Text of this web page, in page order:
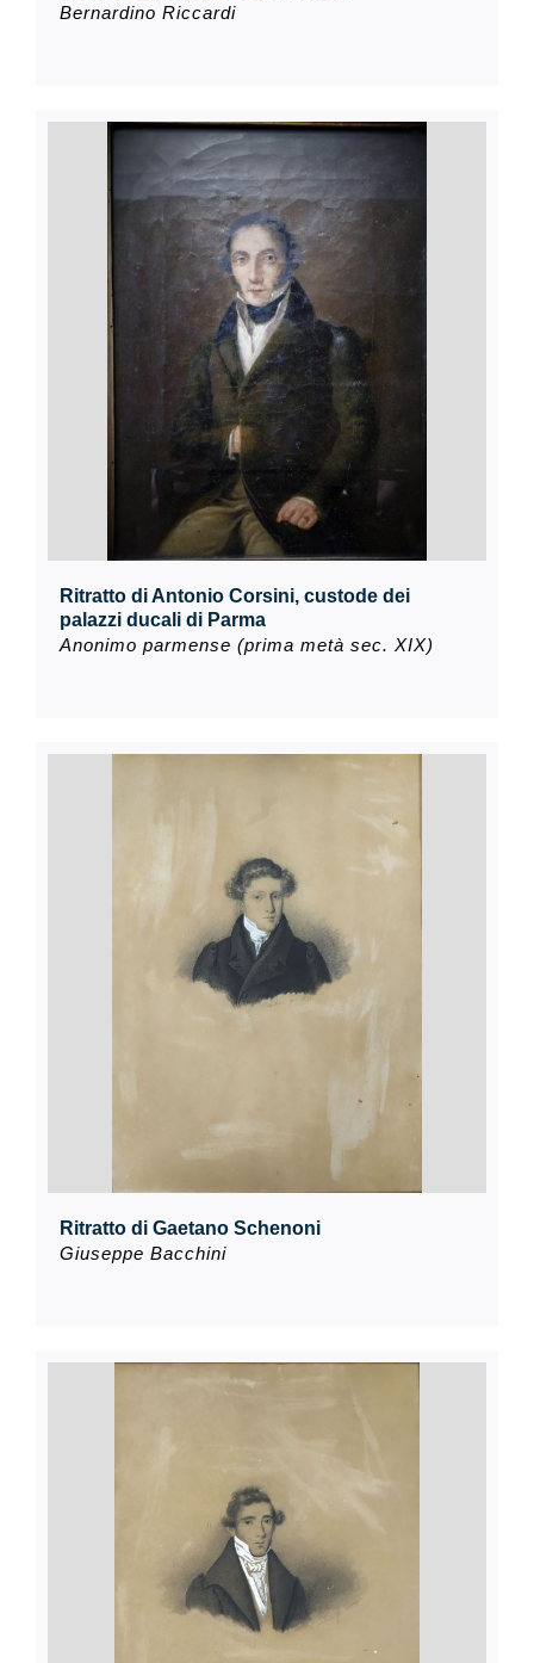
Bernardino Riccardi
Ritratto di Antonio Corsini, custode dei
palazzi ducali di Parma
Anonimo parmense (prima metà sec. XIX)
Ritratto di Gaetano Schenoni
Giuseppe Bacchini